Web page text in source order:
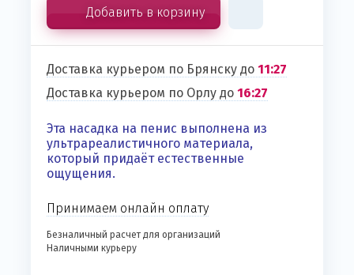
Добавить в корзину
Доставка курьером по Брянску до 11:27
Доставка курьером по Орлу до 16:27
Эта насадка на пенис выполнена из
ультрареалистичного материала,
который придаёт естественные
ощущения.
Принимаем онлайн оплату
Безналичный расчет для организаций
Наличными курьеру